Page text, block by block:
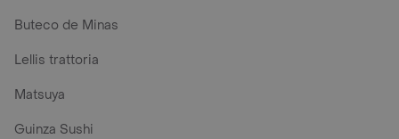
Buteco de Minas
Lellis trattoria
Matsuya
Guinza Sushi